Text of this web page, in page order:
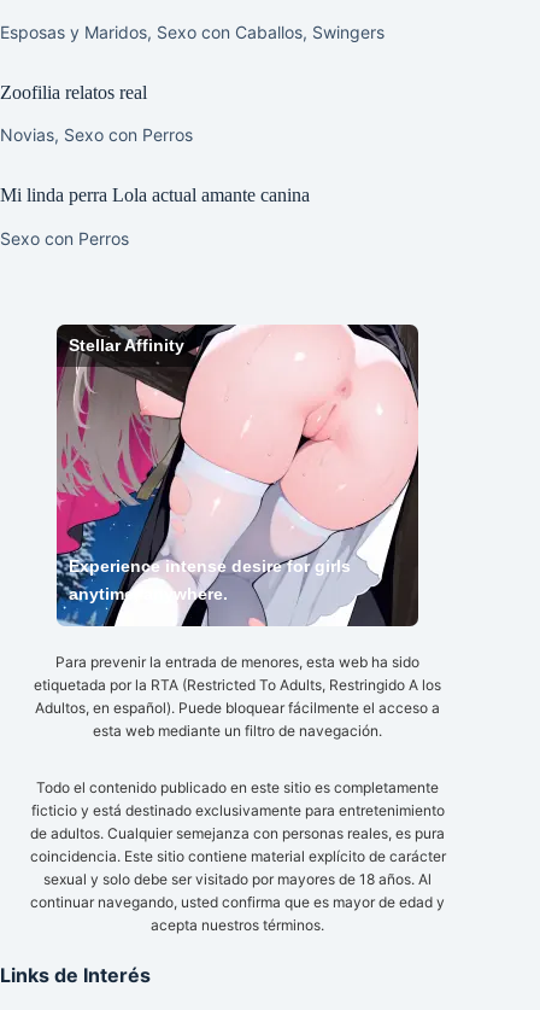
Esposas y Maridos, Sexo con Caballos, Swingers
Zoofilia relatos real
Novias, Sexo con Perros
Mi linda perra Lola actual amante canina
Sexo con Perros
Experience intense desire for girls
anytime, anywhere.
Stellar Affinity
Para prevenir la entrada de menores, esta web ha sido
etiquetada por la RTA (Restricted To Adults, Restringido A los
Adultos, en español). Puede bloquear fácilmente el acceso a
esta web mediante un filtro de navegación.
Todo el contenido publicado en este sitio es completamente
ficticio y está destinado exclusivamente para entretenimiento
de adultos. Cualquier semejanza con personas reales, es pura
coincidencia. Este sitio contiene material explícito de carácter
sexual y solo debe ser visitado por mayores de 18 años. Al
continuar navegando, usted confirma que es mayor de edad y
acepta nuestros términos.
Links de Interés